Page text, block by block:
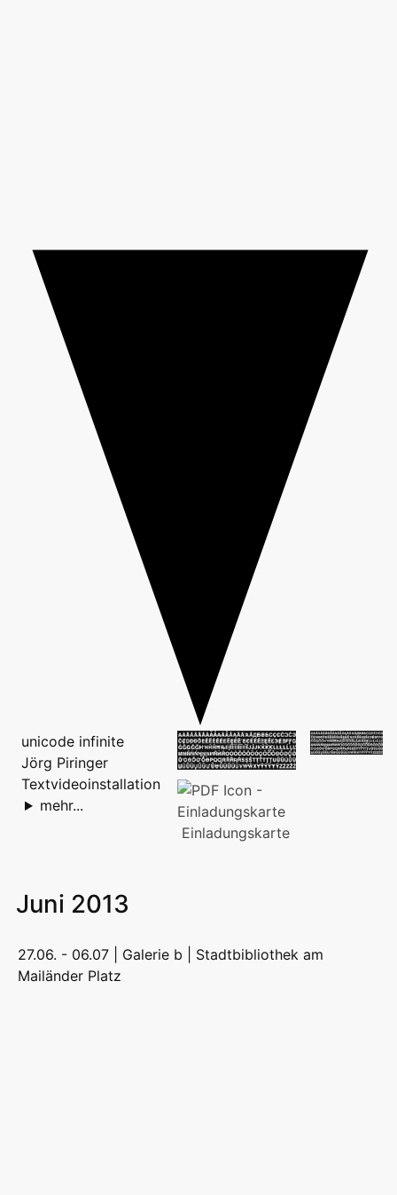
Einladungskarte
unicode infinite
Jörg Piringer
Textvideoinstallation
mehr...
Juni 2013
27.06. - 06.07 | Galerie b | Stadtbibliothek am
Mailänder Platz